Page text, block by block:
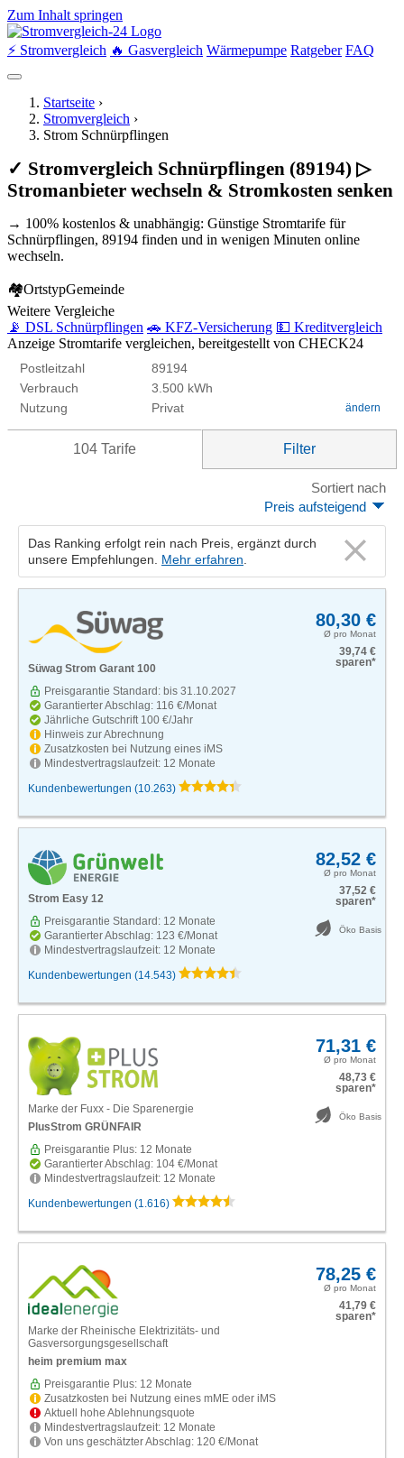
Zum Inhalt springen
⚡ Stromvergleich 🔥 Gasvergleich Wärmepumpe Ratgeber FAQ
Startseite ›
Stromvergleich ›
Strom Schnürpflingen
✓ Stromvergleich Schnürpflingen (89194) ▷
Stromanbieter wechseln & Stromkosten senken
→ 100% kostenlos & unabhängig: Günstige Stromtarife für
Schnürpflingen, 89194 finden und in wenigen Minuten online
wechseln.
🏘OrtstypGemeinde
Weitere Vergleiche
📡 DSL Schnürpflingen 🚗 KFZ-Versicherung 💵 Kreditvergleich
Anzeige Stromtarife vergleichen, bereitgestellt von CHECK24